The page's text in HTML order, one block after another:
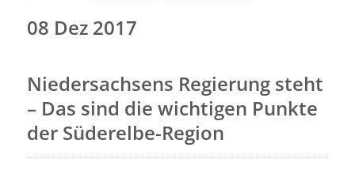
08 Dez 2017
Niedersachsens Regierung steht
– Das sind die wichtigen Punkte
der Süderelbe-Region